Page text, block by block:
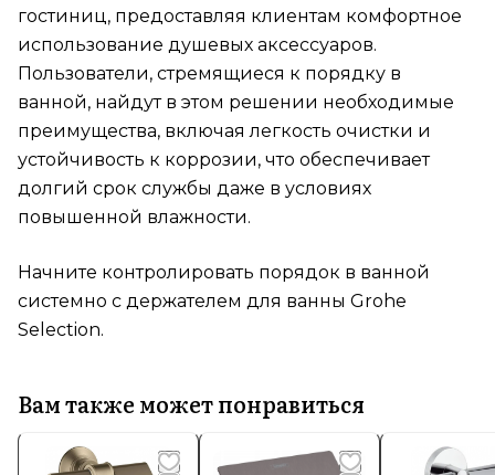
гостиниц, предоставляя клиентам комфортное
использование душевых аксессуаров.
Пользователи, стремящиеся к порядку в
ванной, найдут в этом решении необходимые
преимущества, включая легкость очистки и
устойчивость к коррозии, что обеспечивает
долгий срок службы даже в условиях
повышенной влажности.
Начните контролировать порядок в ванной
системно с держателем для ванны Grohe
Selection.
Вам также может понравиться